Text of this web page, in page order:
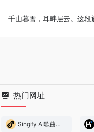
千山暮雪，耳畔层云。这段
热门网址
Singify AI歌曲与音乐生成器